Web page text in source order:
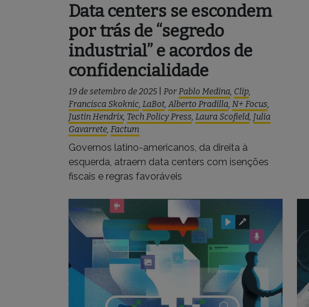
Data centers se escondem
por trás de “segredo
industrial” e acordos de
confidencialidade
19 de setembro de 2025 PorPablo Medina, Clip,
Francisca Skoknic, LaBot,Alberto Pradilla, N+ Focus,
Justin Hendrix, Tech Policy Press, Laura Scofield, Julia
Gavarrete, Factum
Governos latino-americanos, da direita à
esquerda, atraem data centers com isenções
fiscais e regras favoráveis